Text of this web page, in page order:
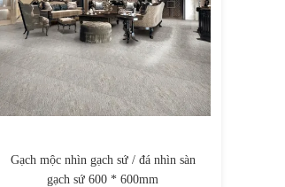
Gạch mộc nhìn gạch sứ / đá nhìn sàn
gạch sứ 600 * 600mm